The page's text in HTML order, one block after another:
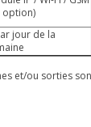
option)
jour de la
et/ou sorties